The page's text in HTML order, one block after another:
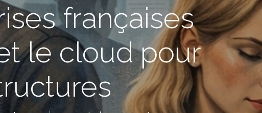
françaises
le cloud pour